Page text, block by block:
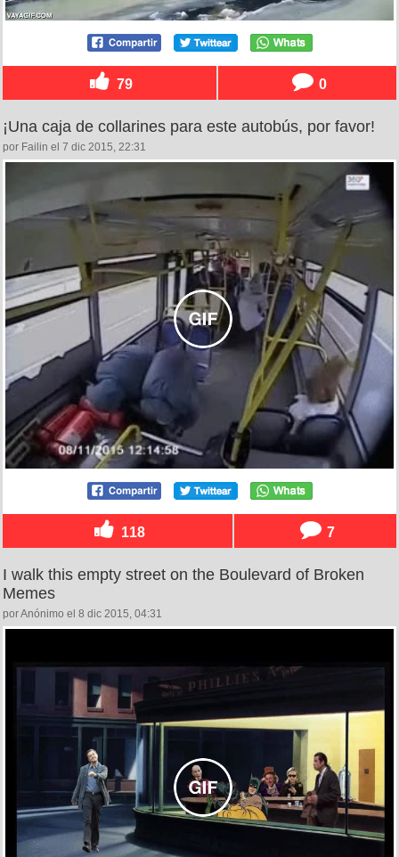
79 0
¡Una caja de collarines para este autobús, por favor!
por Failin el 7 dic 2015, 22:31
118 7
I walk this empty street on the Boulevard of Broken
Memes
por Anónimo el 8 dic 2015, 04:31